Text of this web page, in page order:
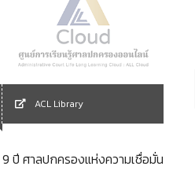
ACL Library
9 ปี ศาลปกครองแห่งความเชื่อมั่น